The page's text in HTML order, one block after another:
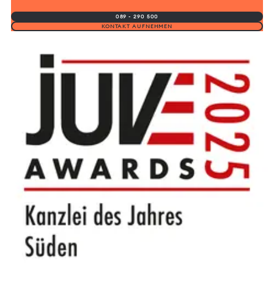
089 - 290 500
KONTAKT AUFNEHMEN